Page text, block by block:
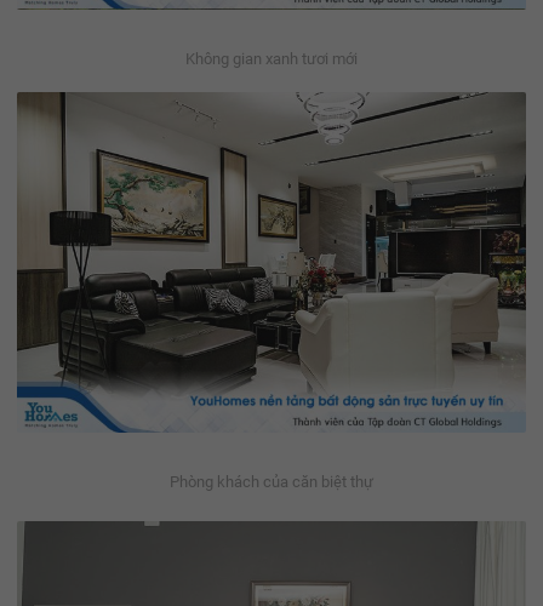
Không gian xanh tươi mới
Phòng khách của căn biệt thự